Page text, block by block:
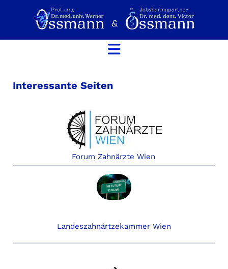
Interessante Seiten
Forum Zahnärzte Wien
Landeszahnärtzekammer Wien